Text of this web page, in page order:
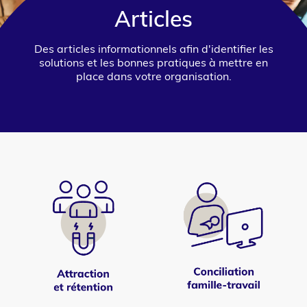
Articles
Des articles informationnels afin d'identifier les
solutions et les bonnes pratiques à mettre en
place dans votre organisation.